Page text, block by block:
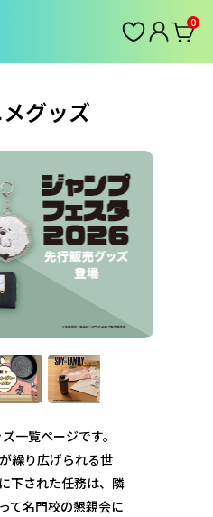
0
グッズ
一覧ページです。
繰り広げられる世
下された任務は、隣
て名門校の懇親会に